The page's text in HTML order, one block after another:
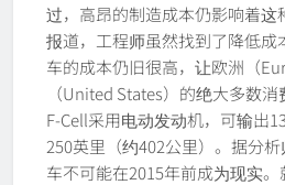
过，高昂的制造成本仍影响着这
报道，工程师虽然找到了降低成
车的成本仍旧很高，让欧洲（
（United States）的绝大多数
F-Cell采用电动发动机，可输出
250英里（约402公里）。据分
车不可能在2015年前成为现实